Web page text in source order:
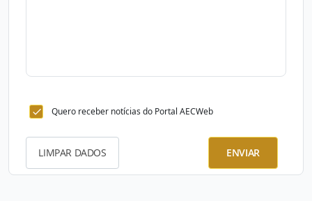
Quero receber notícias do Portal AECWeb
LIMPAR DADOS ENVIAR